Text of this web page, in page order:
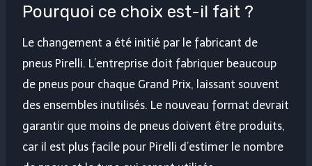
Pourquoi ce choix est-il fait ?
Le changement a été initié par le fabricant de
pneus Pirelli. L’entreprise doit fabriquer beaucoup
de pneus pour chaque Grand Prix, laissant souvent
des ensembles inutilisés. Le nouveau format devrait
garantir que moins de pneus doivent être produits,
car il est plus facile pour Pirelli d’estimer le nombre